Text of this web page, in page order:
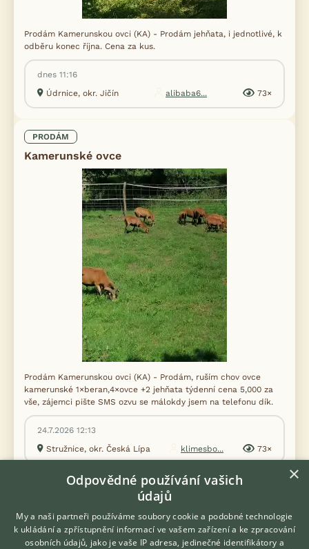
Prodám Kamerunskou ovci (KA) - Prodám jehňata, i jednotlivé, k
odběru konec října. Cena za kus.
dnes 11:16
Údrnice, okr. Jičín
alibaba6... 73×
PRODÁM
Kamerunské ovce
Prodám Kamerunskou ovci (KA) - Prodám, ruším chov ovce
kamerunské 1×beran,4×ovce +2 jehňata týdenní cena 5,000 za
vše, zájemci pište SMS ozvu se málokdy jsem na telefonu dík.
24.7.2026 12:13
Stružnice, okr. Česká Lípa
klimesbo... 73×
Zobrazit více inzerátů (22)
×
Odpovědné používání vašich
údajů
My a naši partneři používáme soubory cookie a podobné technologie
k ukládání a zpřístupnění informací ve vašem zařízení a ke zpracování
osobních údajů, jako je vaše IP adresa, jedinečné identifikátory a